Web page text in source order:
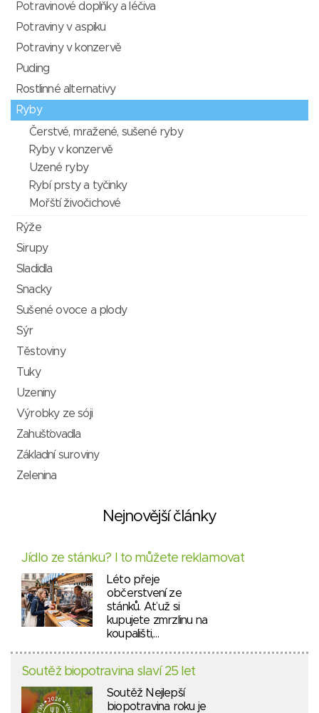
Potravinové doplňky a léčiva
Potraviny v aspiku
Potraviny v konzervě
Puding
Rostlinné alternativy
Ryby
Čerstvé, mražené, sušené ryby
Ryby v konzervě
Uzené ryby
Rybí prsty a tyčinky
Mořští živočichové
Rýže
Sirupy
Sladidla
Snacky
Sušené ovoce a plody
Sýr
Těstoviny
Tuky
Uzeniny
Výrobky ze sóji
Zahušťovadla
Základní suroviny
Zelenina
Nejnovější články
Jídlo ze stánku? I to můžete reklamovat
Léto přeje
občerstvení ze
stánků. Ať už si
kupujete zmrzlinu na
koupališti,…
Soutěž biopotravina slaví 25 let
Soutěž Nejlepší
biopotravina roku je